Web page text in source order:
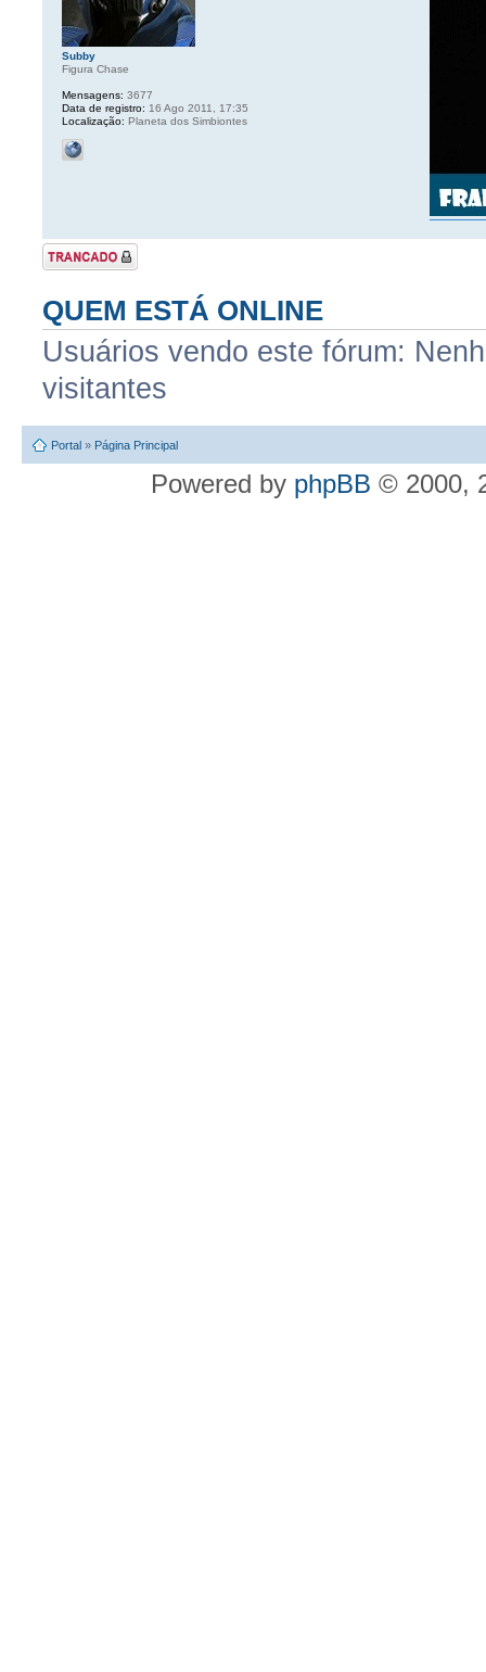
Subby
Figura Chase
Mensagens: 3677
Data de registro: 16 Ago 2011, 17:35
Localização: Planeta dos Simbiontes
Tópico Trancado
QUEM ESTÁ ONLINE
Usuários vendo este fórum:
visitantes
Portal » Página Principal
Powered by phpBB © 2000,